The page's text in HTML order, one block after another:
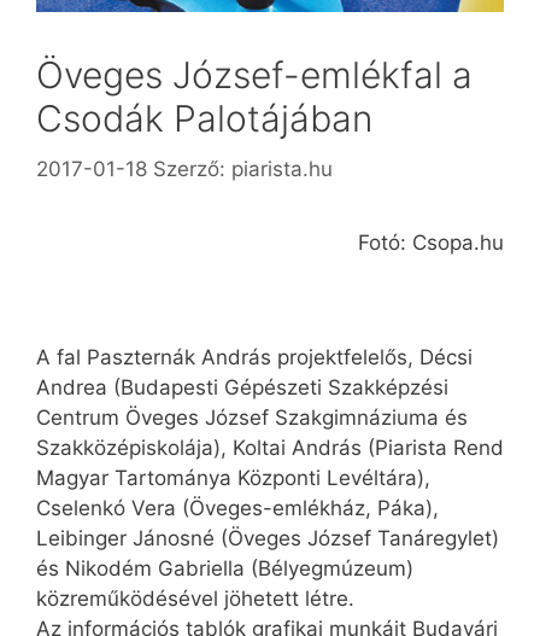
Öveges József-emlékfal a
Csodák Palotájában
2017-01-18 Szerző: piarista.hu
Fotó: Csopa.hu
A fal Paszternák András projektfelelős, Décsi
Andrea (Budapesti Gépészeti Szakképzési
Centrum Öveges József Szakgimnáziuma és
Szakközépiskolája), Koltai András (Piarista Rend
Magyar Tartománya Központi Levéltára),
Cselenkó Vera (Öveges-emlékház, Páka),
Leibinger Jánosné (Öveges József Tanáregylet)
és Nikodém Gabriella (Bélyegmúzeum)
közreműködésével jöhetett létre.
Az információs tablók grafikai munkáit Budavári